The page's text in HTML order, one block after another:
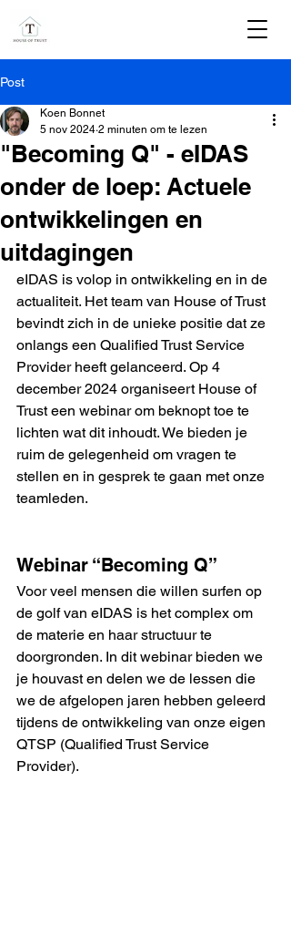
Post
"Becoming Q" - eIDAS
onder de loep: Actuele
ontwikkelingen en
uitdagingen
Koen Bonnet
5 nov 2024 2 minuten om te lezen
eIDAS is volop in ontwikkeling en in de
actualiteit. Het team van House of Trust
bevindt zich in de unieke positie dat ze
onlangs een Qualified Trust Service
Provider heeft gelanceerd. Op 4
december 2024 organiseert House of
Trust een webinar om beknopt toe te
lichten wat dit inhoudt. We bieden je
ruim de gelegenheid om vragen te
stellen en in gesprek te gaan met onze
teamleden.
Webinar “Becoming Q”
Voor veel mensen die willen surfen op
de golf van eIDAS is het complex om
de materie en haar structuur te
doorgronden. In dit webinar bieden we
je houvast en delen we de lessen die
we de afgelopen jaren hebben geleerd
tijdens de ontwikkeling van onze eigen
QTSP (Qualified Trust Service
Provider).